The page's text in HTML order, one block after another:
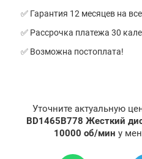
✅ Гарантия 12 месяцев на
✅ Рассрочка платежа 30
✅ Возможна постоплата!
Уточните актуальную
BD1465B778 Жесткий
10000 об/мин у